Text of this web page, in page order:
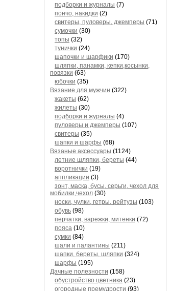
подборки и журналы (7)
пончо, накидки (2)
свитеры, пуловеры, джемперы (71)
сумочки (30)
топы (32)
тунички (24)
шапочки и шарфики (170)
шляпки, панамки, кепки,косынки,
повязки (63)
юбочки (35)
Вязание для мужчин (322)
жакеты (62)
жилеты (30)
подборки и журналы (4)
пуловеры и джемперы (107)
свитеры (35)
шапки и шарфы (68)
Вязаные аксессуары (1124)
летние шляпки, береты (44)
воротнички (19)
аппликации (3)
зонт, маска, бусы, серьги, чехол для
мобилки,чехол (30)
носки, чулки, гетры, рейтузы (103)
обувь (98)
перчатки, варежки, митенки (72)
пояса (10)
сумки (84)
шали и палантины (211)
шапки, береты, шляпки (324)
шарфы (195)
Дачные полезности (158)
обустройство цветника (23)
огородные премудрости (93)